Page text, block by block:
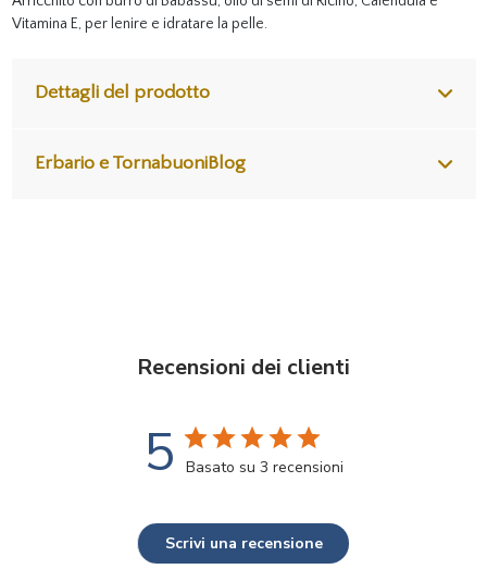
Vitamina E, per lenire e idratare la pelle.
Dettagli del prodotto
Erbario e TornabuoniBlog
Recensioni dei clienti
5 Basato su 3 recensioni
Scrivi una recensione